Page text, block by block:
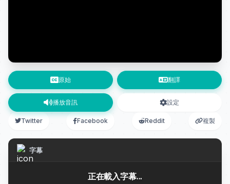
原始 翻譯
播放音訊 設定
Twitter Facebook Reddit 複製
字幕
正在載入字幕...